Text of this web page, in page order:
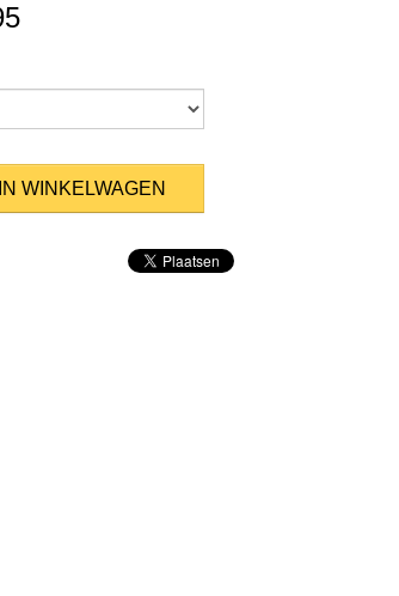
IN WINKELWAGEN